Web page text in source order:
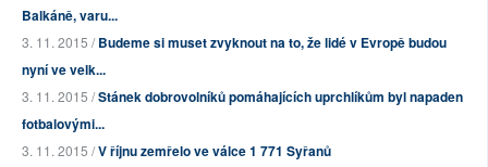
Balkáně, varu...
3. 11. 2015 /Budeme si muset zvyknout na to, že lidé v Evropě budou
nyní ve velk...
3. 11. 2015 /Stánek dobrovolníků pomáhajících uprchlíkům byl napaden
fotbalovými...
3. 11. 2015 /V říjnu zemřelo ve válce 1 771 Syřanů